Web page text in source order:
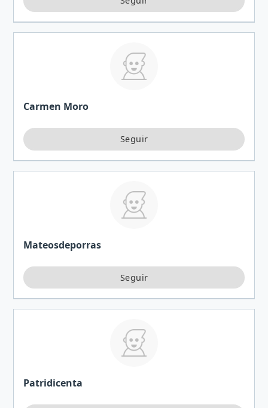
Carmen Moro
Mateosdeporras
Patridicenta